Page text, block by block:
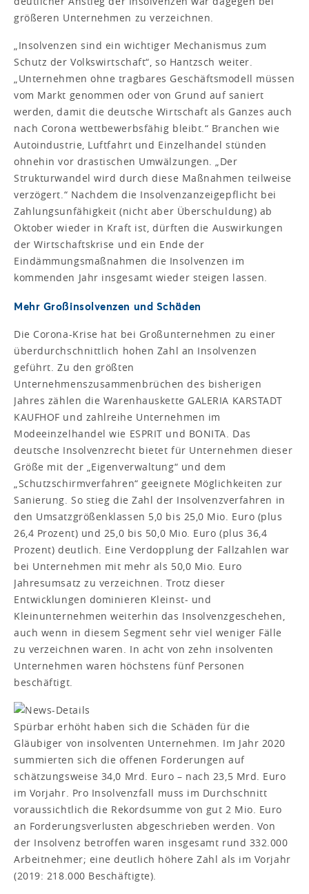
größeren Unternehmen zu verzeichnen.
„Insolvenzen sind ein wichtiger Mechanismus zum
Schutz der Volkswirtschaft“, so Hantzsch weiter.
„Unternehmen ohne tragbares Geschäftsmodell müssen
vom Markt genommen oder von Grund auf saniert
werden, damit die deutsche Wirtschaft als Ganzes auch
nach Corona wettbewerbsfähig bleibt.“ Branchen wie
Autoindustrie, Luftfahrt und Einzelhandel stünden
ohnehin vor drastischen Umwälzungen. „Der
Strukturwandel wird durch diese Maßnahmen teilweise
verzögert.“ Nachdem die Insolvenzanzeigepflicht bei
Zahlungsunfähigkeit (nicht aber Überschuldung) ab
Oktober wieder in Kraft ist, dürften die Auswirkungen
der Wirtschaftskrise und ein Ende der
Eindämmungsmaßnahmen die Insolvenzen im
kommenden Jahr insgesamt wieder steigen lassen.
Mehr Großinsolvenzen und Schäden
Die Corona-Krise hat bei Großunternehmen zu einer
überdurchschnittlich hohen Zahl an Insolvenzen
geführt. Zu den größten
Unternehmenszusammenbrüchen des bisherigen
Jahres zählen die Warenhauskette GALERIA KARSTADT
KAUFHOF und zahlreihe Unternehmen im
Modeeinzelhandel wie ESPRIT und BONITA. Das
deutsche Insolvenzrecht bietet für Unternehmen dieser
Größe mit der „Eigenverwaltung“ und dem
„Schutzschirmverfahren“ geeignete Möglichkeiten zur
Sanierung. So stieg die Zahl der Insolvenzverfahren in
den Umsatzgrößenklassen 5,0 bis 25,0 Mio. Euro (plus
26,4 Prozent) und 25,0 bis 50,0 Mio. Euro (plus 36,4
Prozent) deutlich. Eine Verdopplung der Fallzahlen war
bei Unternehmen mit mehr als 50,0 Mio. Euro
Jahresumsatz zu verzeichnen. Trotz dieser
Entwicklungen dominieren Kleinst- und
Kleinunternehmen weiterhin das Insolvenzgeschehen,
auch wenn in diesem Segment sehr viel weniger Fälle
zu verzeichnen waren. In acht von zehn insolventen
Unternehmen waren höchstens fünf Personen
beschäftigt.
Spürbar erhöht haben sich die Schäden für die
Gläubiger von insolventen Unternehmen. Im Jahr 2020
summierten sich die offenen Forderungen auf
schätzungsweise 34,0 Mrd. Euro – nach 23,5 Mrd. Euro
im Vorjahr. Pro Insolvenzfall muss im Durchschnitt
voraussichtlich die Rekordsumme von gut 2 Mio. Euro
an Forderungsverlusten abgeschrieben werden. Von
der Insolvenz betroffen waren insgesamt rund 332.000
Arbeitnehmer; eine deutlich höhere Zahl als im Vorjahr
(2019: 218.000 Beschäftigte).